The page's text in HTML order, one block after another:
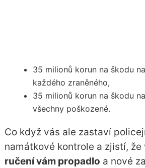
35 milionů korun na škodu
každého zraněného,
35 milionů korun na škodu
všechny poškozené.
Co když vás ale zastaví
namátkové kontrole a zjistí, že
ručení vám propadlo a nové